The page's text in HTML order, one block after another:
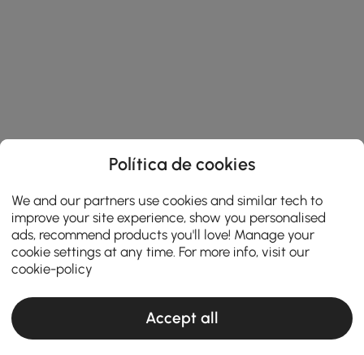
Política de cookies
We and our partners use cookies and similar tech to
improve your site experience, show you personalised
ads, recommend products you'll love! Manage your
cookie settings at any time. For more info, visit our
cookie-policy
Accept all